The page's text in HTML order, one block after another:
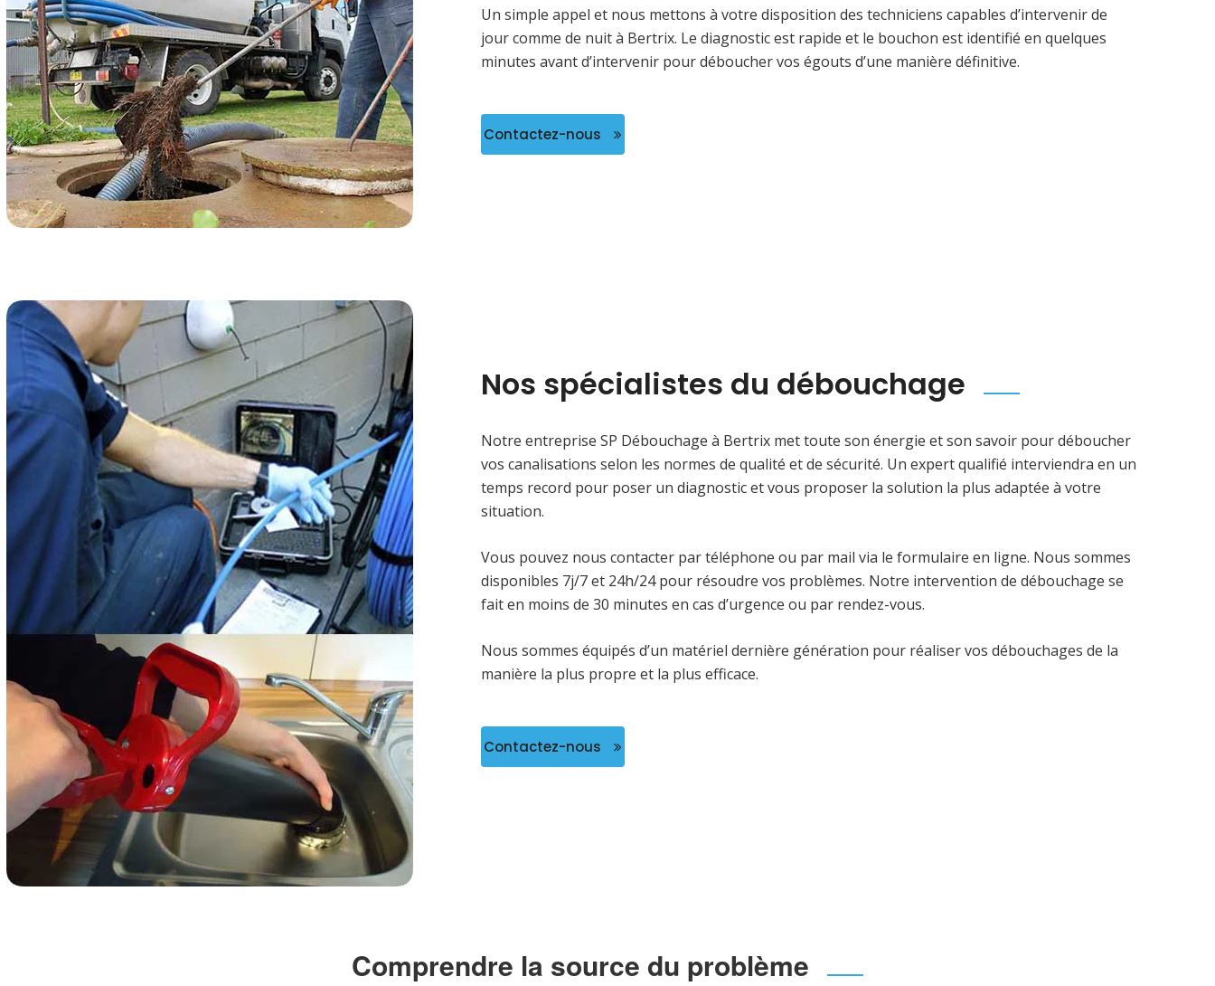
Un simple appel et nous mettons à votre disposition des techniciens capables d’intervenir de
jour comme de nuit à Bertrix. Le diagnostic est rapide et le bouchon est identifié en quelques
minutes avant d’intervenir pour déboucher vos égouts d’une manière définitive.
Contactez-nous
Nos spécialistes du débouchage
Notre entreprise SP Débouchage à Bertrix met toute son énergie et son savoir pour déboucher
vos canalisations selon les normes de qualité et de sécurité. Un expert qualifié interviendra en un
temps record pour poser un diagnostic et vous proposer la solution la plus adaptée à votre
situation.
Vous pouvez nous contacter par téléphone ou par mail via le formulaire en ligne. Nous sommes
disponibles 7j/7 et 24h/24 pour résoudre vos problèmes. Notre intervention de débouchage se
fait en moins de 30 minutes en cas d’urgence ou par rendez-vous.
Nous sommes équipés d’un matériel dernière génération pour réaliser vos débouchages de la
manière la plus propre et la plus efficace.
Contactez-nous
Comprendre la source du problème